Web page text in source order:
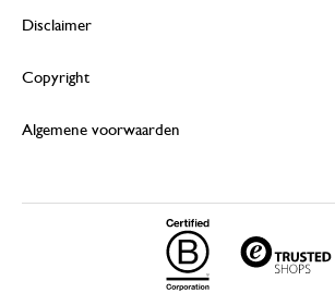
Disclaimer
Copyright
Algemene voorwaarden